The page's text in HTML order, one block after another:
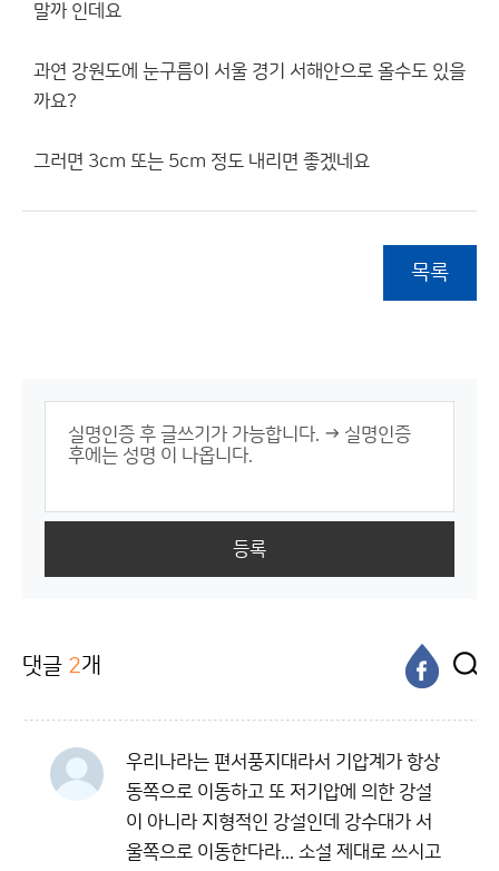
말까 인데요
과연 강원도에 눈구름이 서울 경기 서해안으로 올수도 있을
까요?
그러면 3cm 또는 5cm 정도 내리면 좋겠네요
목록
등록
댓글 2개
우리나라는 편서풍지대라서 기압계가 항상
동쪽으로 이동하고 또 저기압에 의한 강설
이 아니라 지형적인 강설인데 강수대가 서
울쪽으로 이동한다라... 소설 제대로 쓰시고